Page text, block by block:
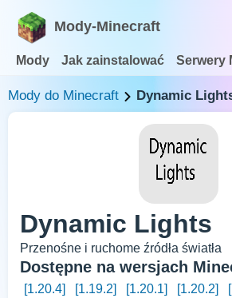
Mody-Minecraft
Mody Jak zainstalować Serwery
Mody do Minecraft Dynamic
Dynamic Lights
Przenośne i ruchome źródła światła
Dostępne na wersjach
[1.20.4] [1.19.2] [1.20.1] [1.20.2]